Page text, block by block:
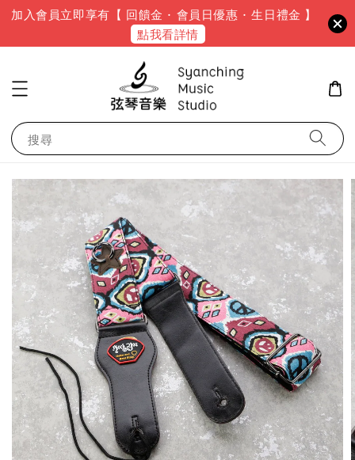
加入會員立即享有【 回饋金 · 會員日優惠 · 生日禮金 】
點我看詳情
搜尋